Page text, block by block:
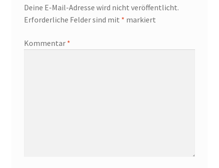
Deine E-Mail-Adresse wird nicht veröffentlicht.
Erforderliche Felder sind mit * markiert
Kommentar *